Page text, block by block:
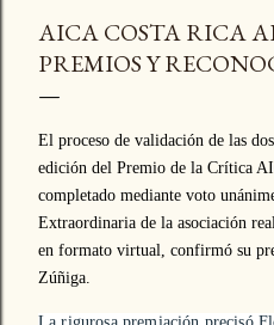
AICA COSTA RICA
PREMIOS Y
El proceso de validación de las
edición del Premio de la Crítica
completado mediante voto
Extraordinaria de la asociación
en formato virtual, confirmó su
Zúñiga.